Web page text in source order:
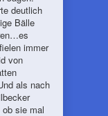
deutlich
Bälle
immer
von
als nach
ob sie mal